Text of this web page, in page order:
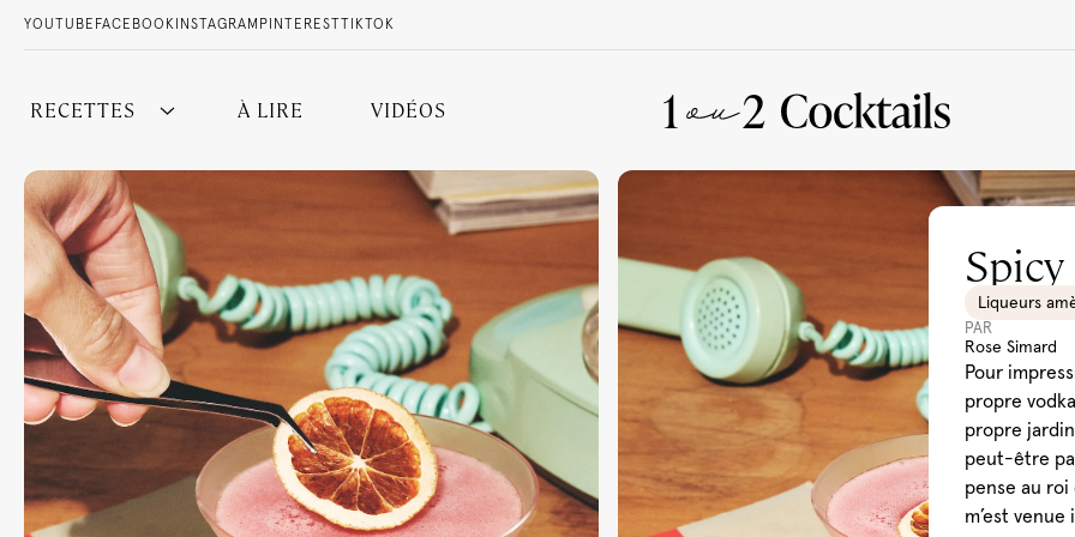
YOUTUBE FACEBOOK INSTAGRAM PINTEREST TIKTOK
RECETTES
Tous nos cocktails
À LIRE VIDÉOS
Liqueurs
PAR
Rose Simard
Pour
propre
propre
peut-être
pense au roi
m’est venue